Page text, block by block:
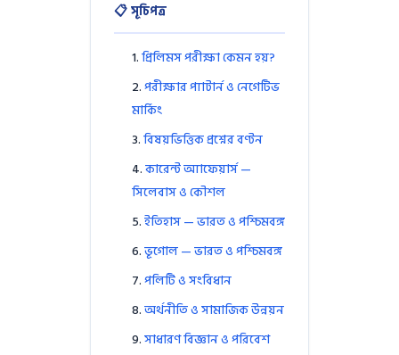
📋 সূচিপত্র
প্রিলিমস পরীক্ষা কেমন হয়?
পরীক্ষার প্যাটার্ন ও নেগেটিভ
মার্কিং
বিষয়ভিত্তিক প্রশ্নের বণ্টন
কারেন্ট অ্যাফেয়ার্স —
সিলেবাস ও কৌশল
ইতিহাস — ভারত ও পশ্চিমবঙ্গ
ভূগোল — ভারত ও পশ্চিমবঙ্গ
পলিটি ও সংবিধান
অর্থনীতি ও সামাজিক উন্নয়ন
সাধারণ বিজ্ঞান ও পরিবেশ